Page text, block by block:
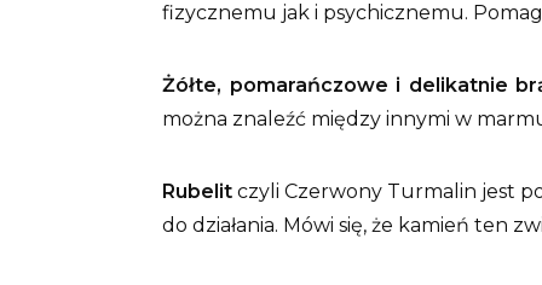
fizycznemu jak i psychicznemu.
Żółte, pomarańczowe i delikatnie
można znaleźć między innymi w
Rubelit czyli Czerwony Turmalin jest
do działania. Mówi się, że kamień ten